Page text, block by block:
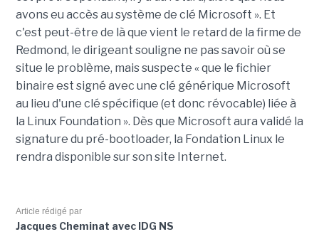
avons eu accès au système de clé Microsoft ». Et
c'est peut-être de là que vient le retard de la firme de
Redmond, le dirigeant souligne ne pas savoir où se
situe le problème, mais suspecte « que le fichier
binaire est signé avec une clé générique Microsoft
au lieu d'une clé spécifique (et donc révocable) liée à
la Linux Foundation ». Dès que Microsoft aura validé la
signature du pré-bootloader, la Fondation Linux le
rendra disponible sur son site Internet.
Article rédigé par
Jacques Cheminat avec IDG NS